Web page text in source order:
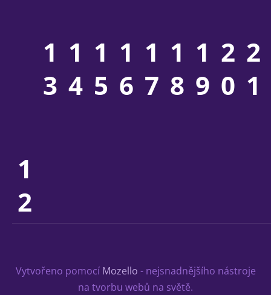
1
2
1
3
1
4
1
5
1
6
1
7
1
8
1
9
2
0
2
1
Vytvořeno pomocí Mozello - nejsnadnějšího nástroje
na tvorbu webů na světě.